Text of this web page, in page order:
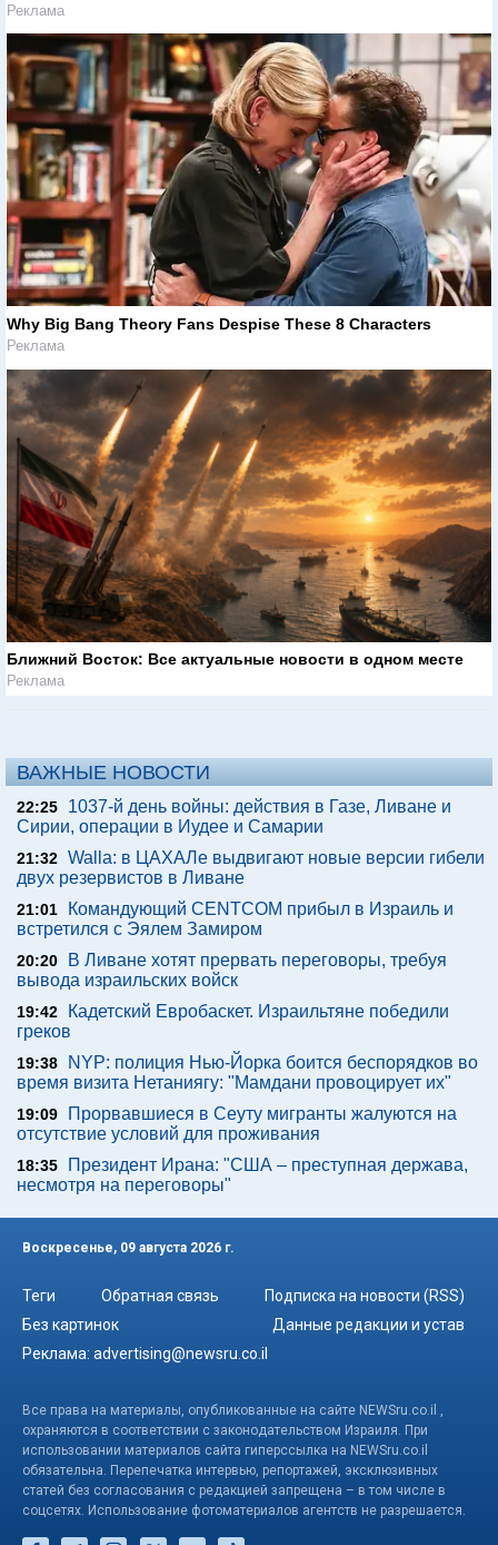
Реклама
Why Big Bang Theory Fans Despise These 8 Characters
Реклама
Ближний Восток: Все актуальные новости в одном месте
Реклама
ВАЖНЫЕ НОВОСТИ
22:25
1037-й день войны: действия в Газе, Ливане и
Сирии, операции в Иудее и Самарии
21:32 Walla: в ЦАХАЛе выдвигают новые версии гибели
двух резервистов в Ливане
21:01
Командующий CENTCOM прибыл в Израиль и
встретился с Эялем Замиром
20:20
В Ливане хотят прервать переговоры, требуя
вывода израильских войск
19:42
Кадетский Евробаскет. Израильтяне победили
греков
19:38
NYP: полиция Нью-Йорка боится беспорядков во
время визита Нетаниягу: "Мамдани провоцирует их"
19:09
Прорвавшиеся в Сеуту мигранты жалуются на
отсутствие условий для проживания
18:35
Президент Ирана: "США – преступная держава,
несмотря на переговоры"
Воскресенье, 09 августа 2026 г.
Теги Обратная связь
Подписка на новости (RSS)
Без картинок
Данные редакции и устав
Реклама: advertising@newsru.co.il
Все права на материалы, опубликованные на сайте NEWSru.co.il ,
охраняются в соответствии с законодательством Израиля. При
использовании материалов сайта гиперссылка на NEWSru.co.il
обязательна. Перепечатка интервью, репортажей, эксклюзивных
статей без согласования с редакцией запрещена – в том числе в
соцсетях. Использование фотоматериалов агентств не разрешается.